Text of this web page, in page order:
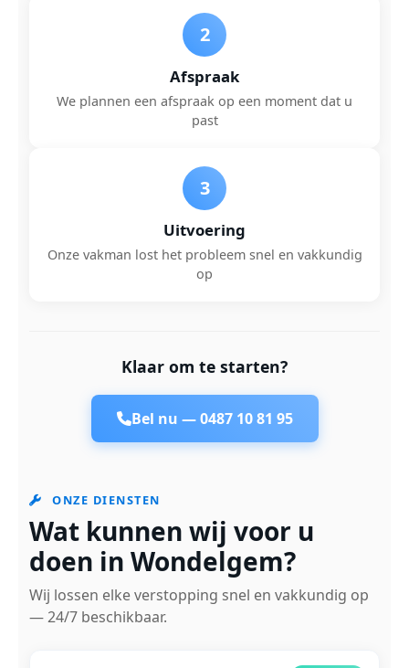
2
Afspraak
We plannen een afspraak op een moment dat u
past
3
Uitvoering
Onze vakman lost het probleem snel en vakkundig
op
Klaar om te starten?
Bel nu —0487 10 81 95
ONZE DIENSTEN
Wat kunnen wij voor u
doen in Wondelgem?
Wij lossen elke verstopping snel en vakkundig op
— 24/7 beschikbaar.